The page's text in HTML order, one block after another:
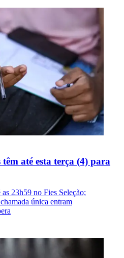
têm até esta terça (4) para
23h59 no Fies Seleção;
única entram